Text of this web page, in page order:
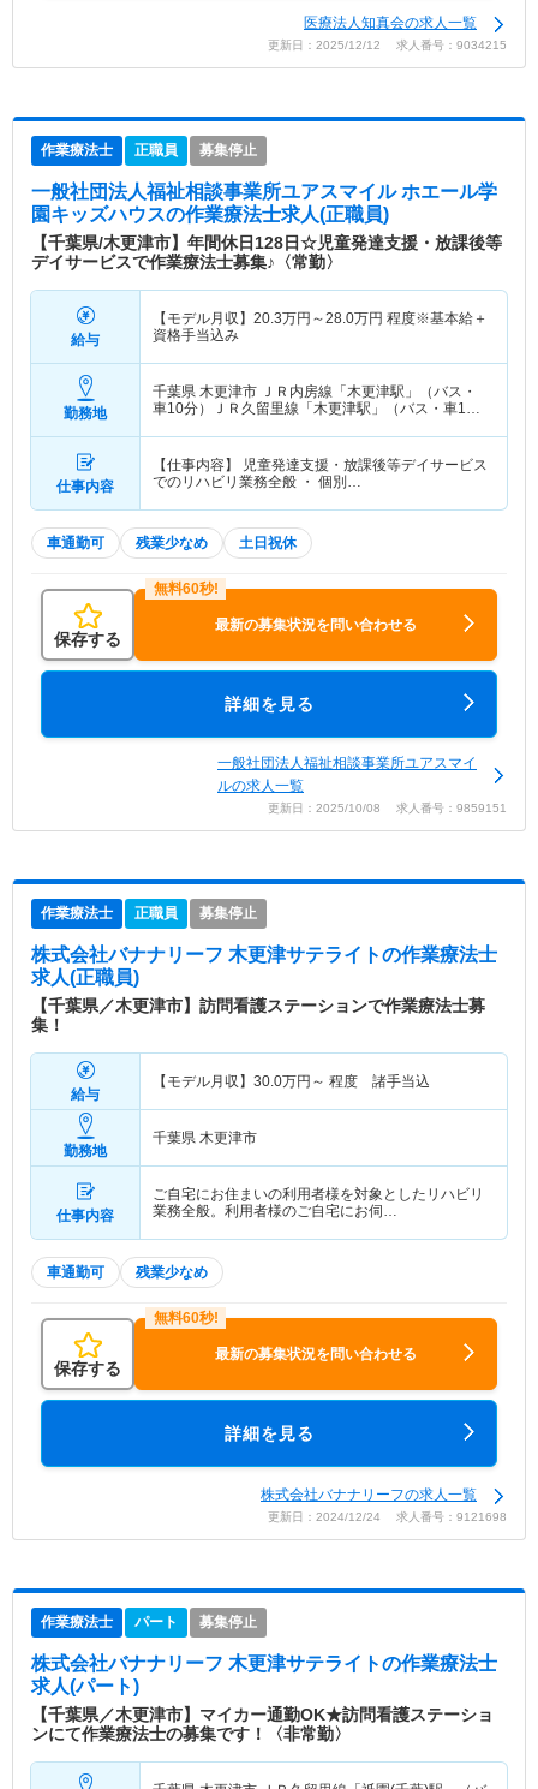
医療法人知真会の求人一覧
更新日：2025/12/12 求人番号：9034215
作業療法士 正職員 募集停止
一般社団法人福祉相談事業所ユアスマイル ホエール学
園キッズハウスの作業療法士求人(正職員)
【千葉県/木更津市】年間休日128日☆児童発達支援・放課後等
デイサービスで作業療法士募集♪〈常勤〉
給与
【モデル月収】 20.3万円～28.0万円 程度※基本給＋
資格手当込み
勤務地
千葉県 木更津市 ＪＲ内房線「木更津駅」（バス・
車10分）ＪＲ久留里線「木更津駅」（バス・車10
仕事内容
【仕事内容】 児童発達支援・放課後等デイサービス
でのリハビリ業務全般 ・ 個別…
車通勤可 残業少なめ 土日祝休
保存する
最新の募集状況を問い合わせる
詳細を見る
一般社団法人福祉相談事業所ユアスマイ
ルの求人一覧
更新日：2025/10/08 求人番号：9859151
作業療法士 正職員 募集停止
株式会社バナナリーフ 木更津サテライトの作業療法士
求人(正職員)
【千葉県／木更津市】訪問看護ステーションで作業療法士募
集！
給与
【モデル月収】 30.0万円～ 程度 諸手当込
勤務地
千葉県 木更津市
仕事内容
ご自宅にお住まいの利用者様を対象としたリハビリ
業務全般。利用者様のご自宅にお伺…
車通勤可 残業少なめ
保存する
最新の募集状況を問い合わせる
詳細を見る
株式会社バナナリーフの求人一覧
更新日：2024/12/24 求人番号：9121698
作業療法士 パート 募集停止
株式会社バナナリーフ 木更津サテライトの作業療法士
求人(パート)
【千葉県／木更津市】マイカー通勤OK★訪問看護ステーショ
ンにて作業療法士の募集です！〈非常勤〉